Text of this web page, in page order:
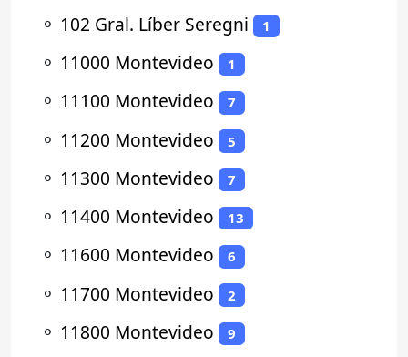
⚬ 102 Gral. Líber Seregni 1
⚬ 11000 Montevideo 1
⚬ 11100 Montevideo 7
⚬ 11200 Montevideo 5
⚬ 11300 Montevideo 7
⚬ 11400 Montevideo 13
⚬ 11600 Montevideo 6
⚬ 11700 Montevideo 2
⚬ 11800 Montevideo 9